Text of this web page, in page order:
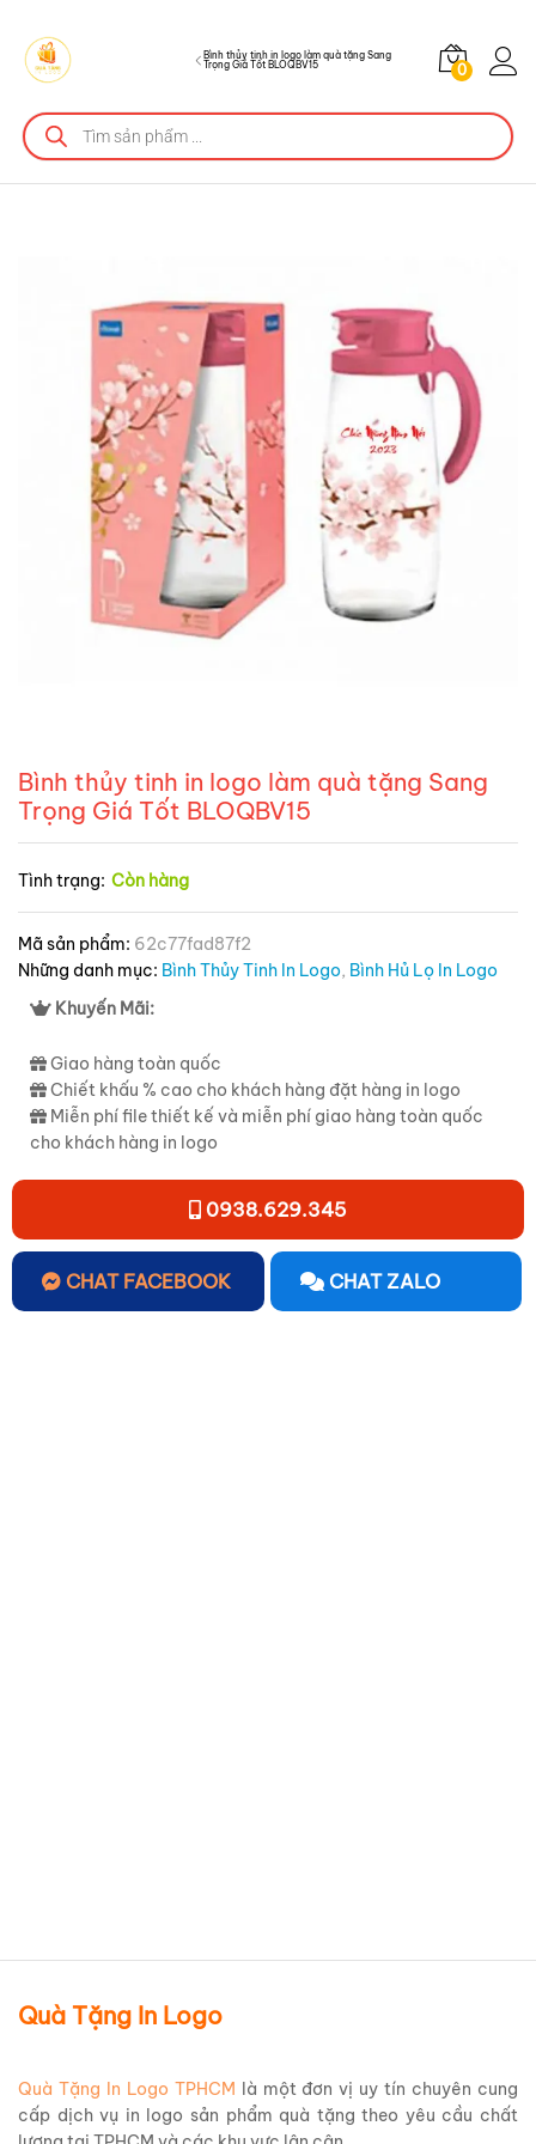
Bình thủy tinh in logo làm quà tặng Sang
Trọng Giá Tốt BLOQBV15
0
Bình thủy tinh in logo làm quà tặng Sang
Trọng Giá Tốt BLOQBV15
Tình trạng: Còn hàng
Mã sản phẩm: 62c77fad87f2
Những danh mục: Bình Thủy Tinh In Logo, Bình Hủ Lọ In Logo
Khuyến Mãi:
Giao hàng toàn quốc
Chiết khấu % cao cho khách hàng đặt hàng in logo
Miễn phí file thiết kế và miễn phí giao hàng toàn quốc
cho khách hàng in logo
0938.629.345
CHAT FACEBOOK CHAT ZALO
Quà Tặng In Logo
Quà Tặng In Logo TPHCM là một đơn vị uy tín chuyên cung
cấp dịch vụ in logo sản phẩm quà tặng theo yêu cầu chất